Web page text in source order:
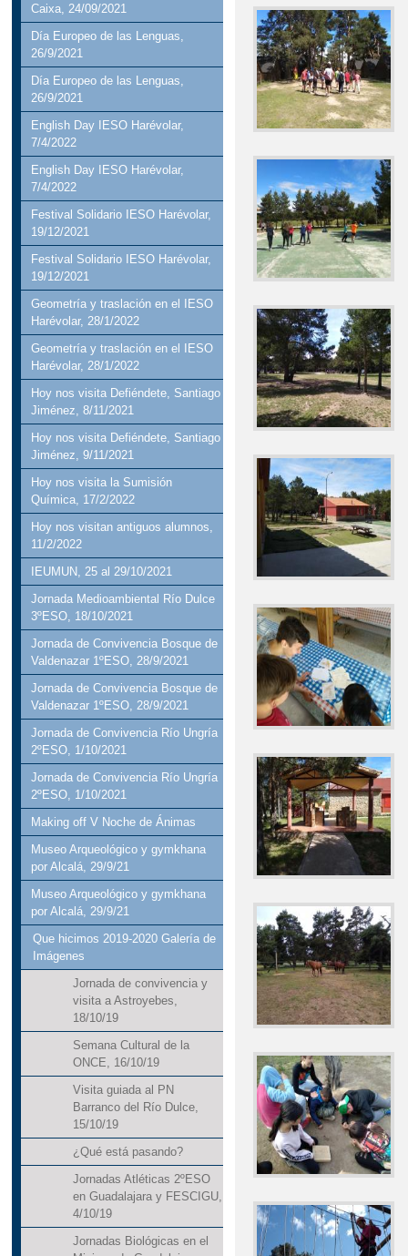
Caixa, 24/09/2021
Día Europeo de las Lenguas,
26/9/2021
Día Europeo de las Lenguas,
26/9/2021
English Day IESO Harévolar,
7/4/2022
English Day IESO Harévolar,
7/4/2022
Festival Solidario IESO Harévolar,
19/12/2021
Festival Solidario IESO Harévolar,
19/12/2021
Geometría y traslación en el IESO
Harévolar, 28/1/2022
Geometría y traslación en el IESO
Harévolar, 28/1/2022
Hoy nos visita Defiéndete, Santiago
Jiménez, 8/11/2021
Hoy nos visita Defiéndete, Santiago
Jiménez, 9/11/2021
Hoy nos visita la Sumisión
Química, 17/2/2022
Hoy nos visitan antiguos alumnos,
11/2/2022
IEUMUN, 25 al 29/10/2021
Jornada Medioambiental Río Dulce
3ºESO, 18/10/2021
Jornada de Convivencia Bosque de
Valdenazar 1ºESO, 28/9/2021
Jornada de Convivencia Bosque de
Valdenazar 1ºESO, 28/9/2021
Jornada de Convivencia Río Ungría
2ºESO, 1/10/2021
Jornada de Convivencia Río Ungría
2ºESO, 1/10/2021
Making off V Noche de Ánimas
Museo Arqueológico y gymkhana
por Alcalá, 29/9/21
Museo Arqueológico y gymkhana
por Alcalá, 29/9/21
Que hicimos 2019-2020 Galería de
Imágenes
Jornada de convivencia y
visita a Astroyebes,
18/10/19
Semana Cultural de la
ONCE, 16/10/19
Visita guiada al PN
Barranco del Río Dulce,
15/10/19
¿Qué está pasando?
Jornadas Atléticas 2ºESO
en Guadalajara y FESCIGU,
4/10/19
Jornadas Biológicas en el